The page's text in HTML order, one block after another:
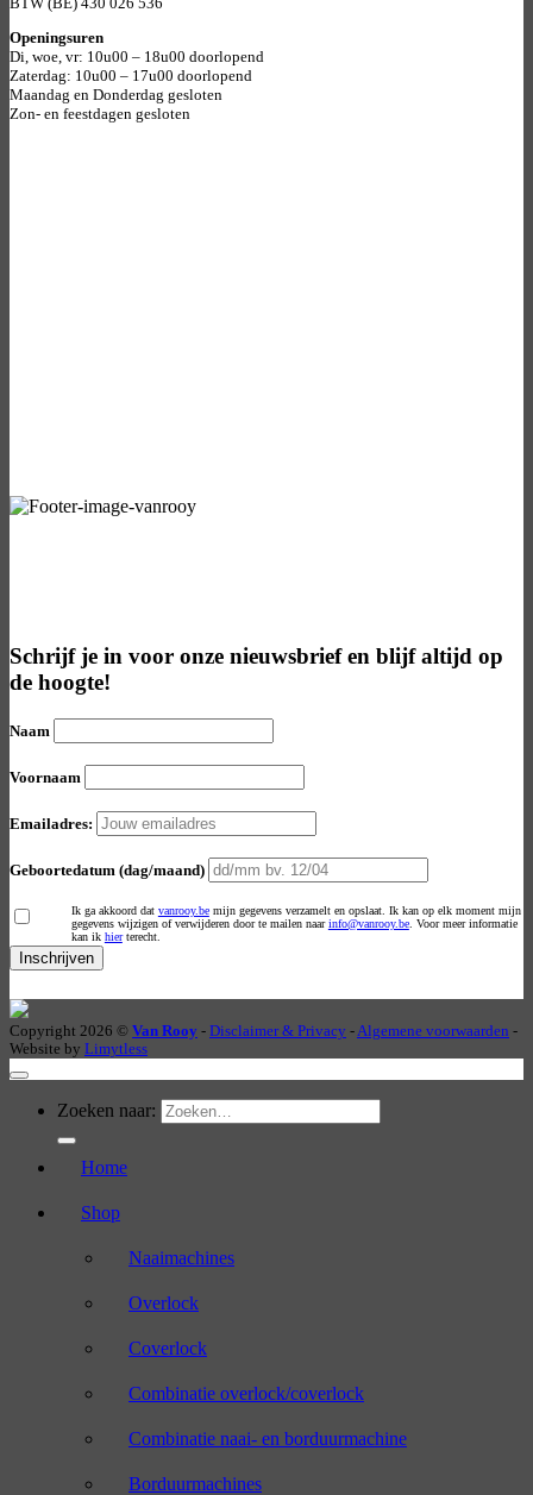
Openingsuren
Di, woe, vr: 10u00 – 18u00 doorlopend
Zaterdag: 10u00 – 17u00 doorlopend
Maandag en Donderdag gesloten
Zon- en feestdagen gesloten
Schrijf je in voor onze nieuwsbrief en blijf altijd op
de hoogte!
Naam
Voornaam
Emailadres:
Geboortedatum (dag/maand)
Ik ga akkoord dat vanrooy.bemijn gegevens verzamelt en opslaat. Ik kan op elk moment mijn
gegevens wijzigen of verwijderen door te mailen naarinfo@vanrooy.be. Voor meer informatie
kan ik hierterecht.
Copyright 2026 © Van Rooy - Disclaimer & Privacy - Algemene voorwaarden -
Website by Limytless
Zoeken naar:
Home
Shop
Naaimachines
Overlock
Coverlock
Combinatie overlock/coverlock
Combinatie naai- en borduurmachine
Borduurmachines